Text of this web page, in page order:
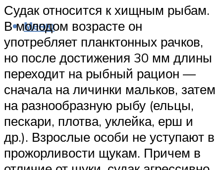
Меню
Судак относится к хищным рыбам.
В молодом возрасте он
употребляет планктонных рачков,
но после достижения 30 мм длины
переходит на рыбный рацион —
сначала на личинки мальков, затем
на разнообразную рыбу (ельцы,
пескари, плотва, уклейка, ерш и
др.). Взрослые особи не уступают в
прожорливости щукам. Причем в